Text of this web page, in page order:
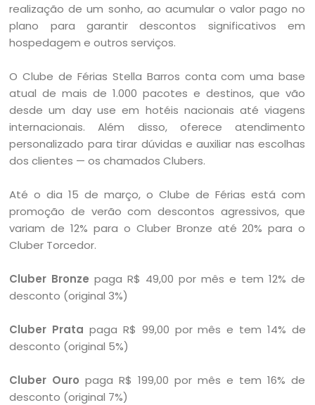
realização de um sonho, ao acumular o valor pago no
plano para garantir descontos significativos em
hospedagem e outros serviços.
O Clube de Férias Stella Barros conta com uma base
atual de mais de 1.000 pacotes e destinos, que vão
desde um day use em hotéis nacionais até viagens
internacionais. Além disso, oferece atendimento
personalizado para tirar dúvidas e auxiliar nas escolhas
dos clientes — os chamados Clubers.
Até o dia 15 de março, o Clube de Férias está com
promoção de verão com descontos agressivos, que
variam de 12% para o Cluber Bronze até 20% para o
Cluber Torcedor.
Cluber Bronze paga R$ 49,00 por mês e tem 12% de
desconto (original 3%)
Cluber Prata paga R$ 99,00 por mês e tem 14% de
desconto (original 5%)
Cluber Ouro paga R$ 199,00 por mês e tem 16% de
desconto (original 7%)